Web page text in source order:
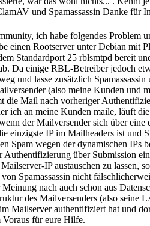
und Spamassassin Danke für
ich habe folgendes Problem
einen Rootserver unter Debian mit
Standardport 25 rblsmtpd bereit
Da einige RBL-Betreiber jedoch
und lasse zusätzlich
(also meine Kunden und
die Mail nach vorheriger
ich an meine Kunden maile, läuft
der Mailversender sich über
einzigste IP im Mailheaders ist und
Spam wegen der dynamischen IPs
Authentifizierung über Submission
IP austauschen zu lassen,
Spamassassin nicht
Meinung nach auch schon aus
des Mailversenders (also seine
Mailserver authentifiziert hat und
Voraus für eure Hilfe.